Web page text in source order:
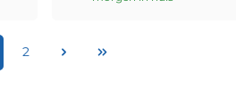
2